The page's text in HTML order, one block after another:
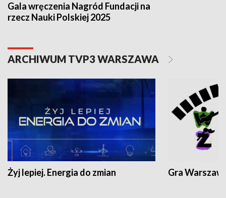
Gala wręczenia Nagród Fundacji na
rzecz Nauki Polskiej 2025
ARCHIWUM TVP3 WARSZAWA
Żyj lepiej. Energia do zmian Gra